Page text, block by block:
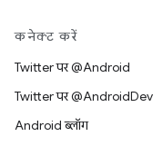
कनेक्ट करें
Twitter पर @Android
Twitter पर @AndroidDev
Android ब्लॉग